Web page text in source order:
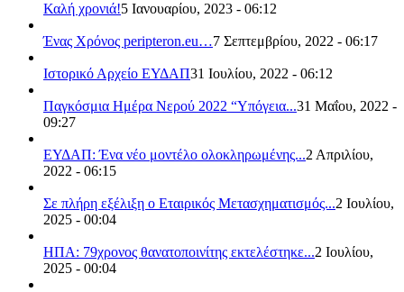
Καλή χρονιά!5 Ιανουαρίου, 2023 - 06:12
Ένας Χρόνος peripteron.eu…7 Σεπτεμβρίου, 2022 - 06:17
Ιστορικό Αρχείο ΕΥΔΑΠ31 Ιουλίου, 2022 - 06:12
Παγκόσμια Ημέρα Νερού 2022 “Υπόγεια...31 Μαΐου, 2022 -
09:27
ΕΥΔΑΠ: Ένα νέο μοντέλο ολοκληρωμένης...2 Απριλίου,
2022 - 06:15
Σε πλήρη εξέλιξη ο Εταιρικός Μετασχηματισμός...2 Ιουλίου,
2025 - 00:04
ΗΠΑ: 79χρονος θανατοποινίτης εκτελέστηκε...2 Ιουλίου,
2025 - 00:04